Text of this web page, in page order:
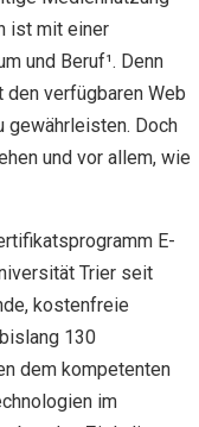
ist mit einer
und Beruf¹. Denn
verfügbaren Web
gewährleisten. Doch
und vor allem, wie
E-
Trier seit
kostenfreie
130
dem kompetenten
im